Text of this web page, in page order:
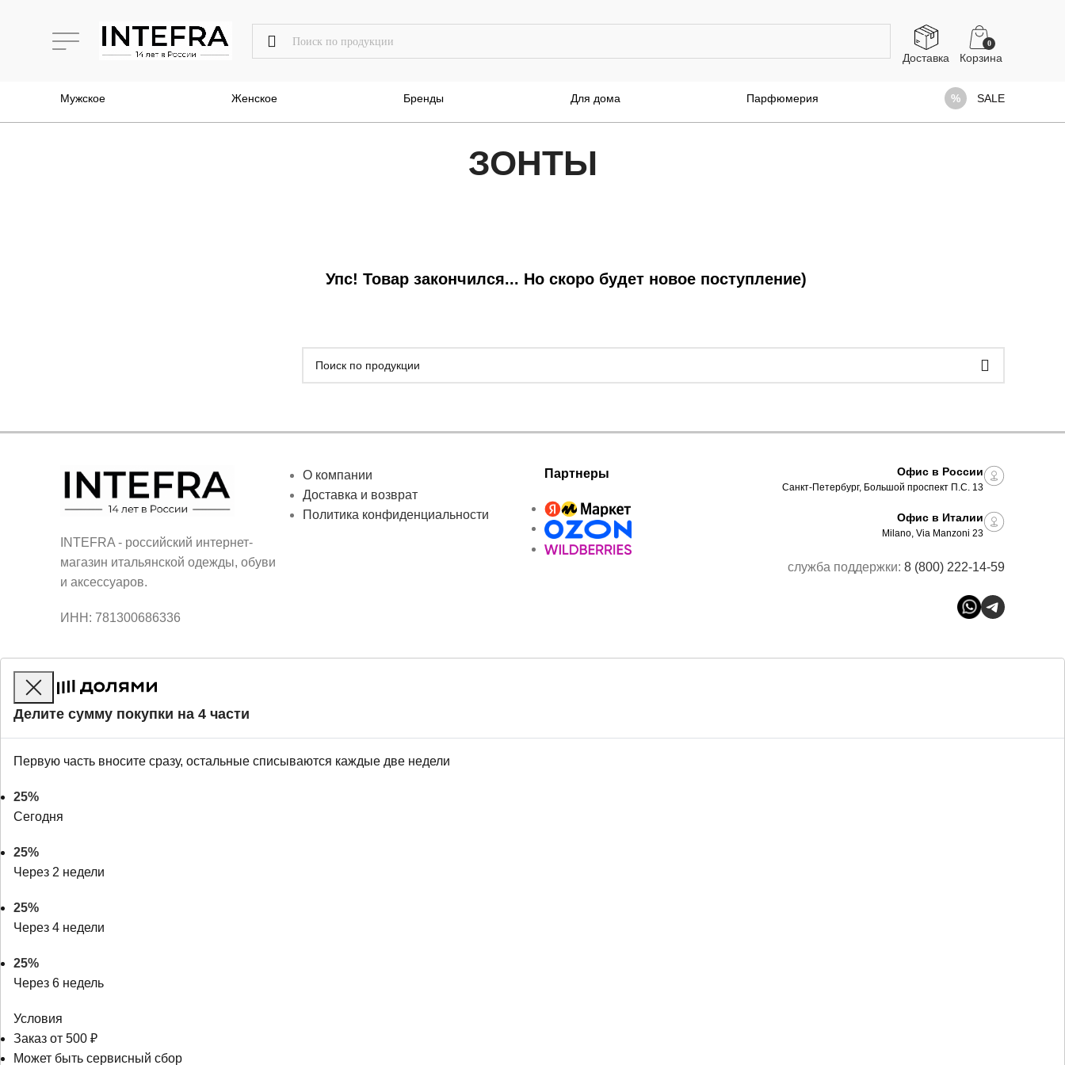
Доставка
0
Мужское Женское Бренды Для дома Парфюмерия SALE
ЗОНТЫ
Упс! Товар закончился... Но скоро будет новое поступление)
INTEFRA - российский интернет-
магазин итальянской одежды, обуви
и аксессуаров.
ИНН: 781300686336
О компании
Доставка и возврат
Политика конфиденциальности
Партнеры Офис в России
Санкт-Петербург, Большой проспект П.С. 13
Офис в Италии
Milano, Via Manzoni 23
служба поддержки: 8 (800) 222-14-59
Делите сумму покупки на 4 части
Первую часть вносите сразу, остальные списываются каждые две недели
25%
Сегодня
25%
Через 2 недели
25%
Через 4 недели
25%
Через 6 недель
Условия
Заказ от 500 ₽
Может быть сервисный сбор